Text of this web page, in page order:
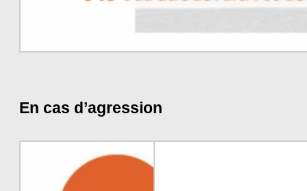
En cas d’agression